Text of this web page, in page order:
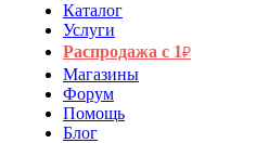
Каталог
Услуги
Распродажа с 1₽
Магазины
Форум
Помощь
Блог